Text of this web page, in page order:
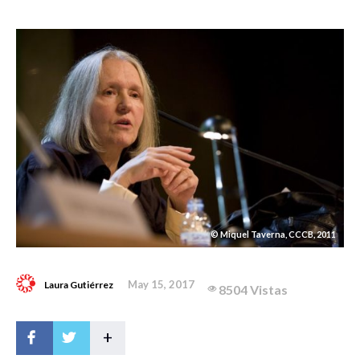
© Miquel Taverna, CCCB, 2011
Laura Gutiérrez May 15, 2017 8504 Vistas
+